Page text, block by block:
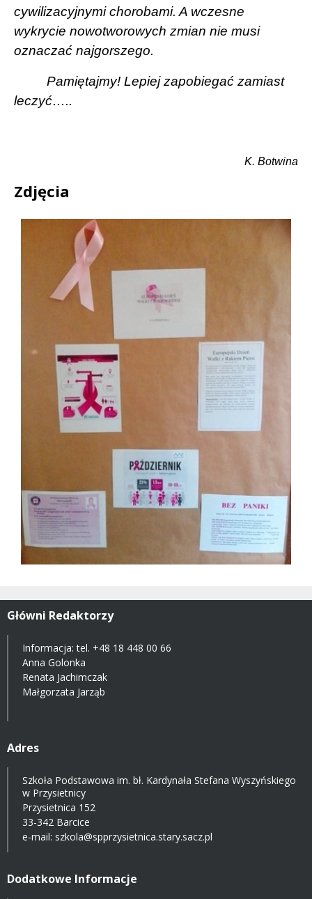
cywilizacyjnymi chorobami. A wczesne
wykrycie nowotworowych zmian nie musi
oznaczać najgorszego.
Pamiętajmy! Lepiej zapobiegać zamiast
leczyć…..
K. Botwina
Zdjęcia
Główni Redaktorzy
Informacja: tel. +48 18 448 00 66
Anna Golonka
Renata Jachimczak
Małgorzata Jarząb
Adres
Szkoła Podstawowa im. bł. Kardynała Stefana Wyszyńskiego
w Przysietnicy
Przysietnica 152
33-342 Barcice
e-mail: szkola@spprzysietnica.stary.sacz.pl
Dodatkowe Informacje